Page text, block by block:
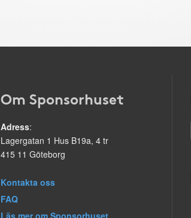
Om Sponsorhuset
Adress:
Lagergatan 1 Hus B19a, 4 tr
415 11 Göteborg
Kontakta oss
FAQ
Läs mer om Sponsorhuset